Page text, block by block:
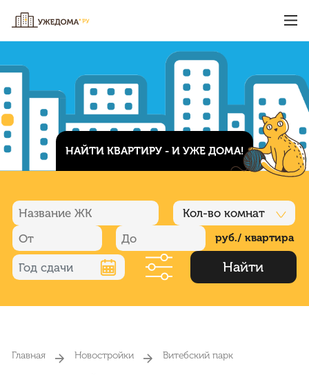
НАЙТИ КВАРТИРУ - И УЖЕ ДОМА!
Кол-во комнат
руб./ квартира
Найти
Главная Новостройки Витебский парк